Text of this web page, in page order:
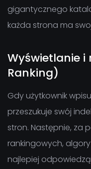
gigantycznego
każda strona ma
Wyświetlanie
Ranking)
Gdy użytkownik
przeszukuje swój
stron. Następnie, za
rankingowych,
najlepiej